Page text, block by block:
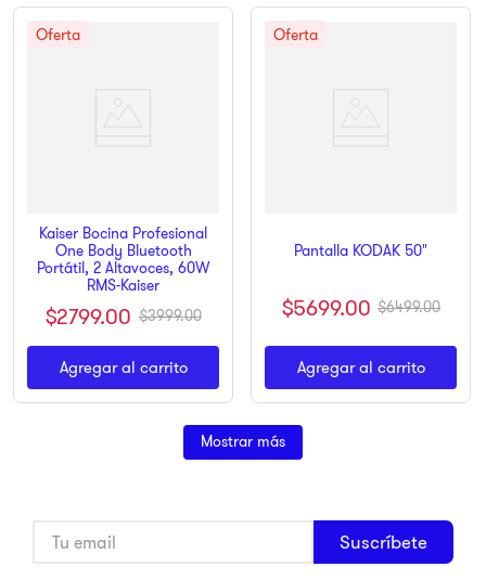
Kaiser Bocina Profesional
One Body Bluetooth
Portátil, 2 Altavoces, 60W
RMS-Kaiser
$2799.00 $3999.00
Agregar al carrito
Pantalla KODAK 50"
$5699.00 $6499.00
Agregar al carrito
Mostrar más
Suscríbete